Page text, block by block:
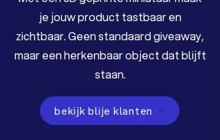
je jouw product tastbaar en
zichtbaar. Geen standaard giveaway,
maar een herkenbaar object dat blijft
staan.
bekijk blije klanten